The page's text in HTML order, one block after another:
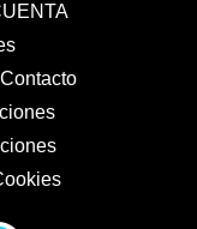
Contacto